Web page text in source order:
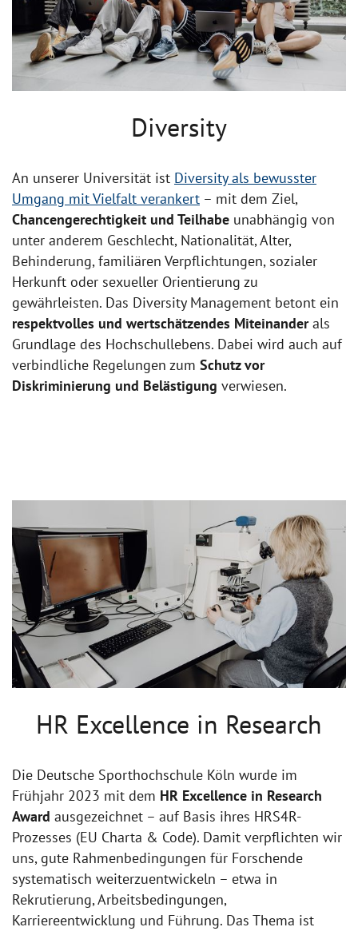
Diversity
An unserer Universität ist Diversity als bewusster
Umgang mit Vielfalt verankert – mit dem Ziel,
Chancengerechtigkeit und Teilhabe unabhängig von
unter anderem Geschlecht, Nationalität, Alter,
Behinderung, familiären Verpflichtungen, sozialer
Herkunft oder sexueller Orientierung zu
gewährleisten. Das Diversity Management betont ein
respektvolles und wertschätzendes Miteinanderals
Grundlage des Hochschullebens. Dabei wird auch auf
verbindliche Regelungen zum Schutz vor
Diskriminierung und Belästigung verwiesen.
HR Excellence in Research
Die Deutsche Sporthochschule Köln wurde im
Frühjahr 2023 mit dem HR Excellence in Research
Award ausgezeichnet – auf Basis ihres HRS4R-
Prozesses (EU Charta & Code). Damit verpflichten wir
uns, gute Rahmenbedingungen für Forschende
systematisch weiterzuentwickeln – etwa in
Rekrutierung, Arbeitsbedingungen,
Karriereentwicklung und Führung. Das Thema ist